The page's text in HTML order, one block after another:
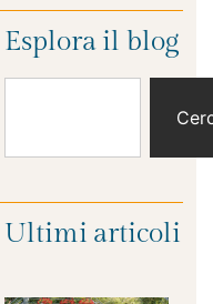
Esplora il blog
Ultimi articoli